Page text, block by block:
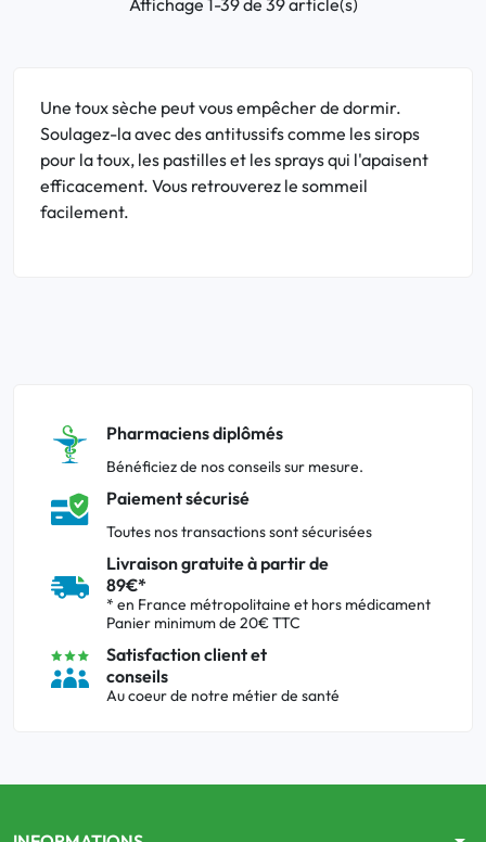
Affichage 1-39 de 39 article(s)
Une toux sèche peut vous empêcher de dormir.
Soulagez-la avec des antitussifs comme les sirops
pour la toux, les pastilles et les sprays qui l'apaisent
efficacement. Vous retrouverez le sommeil
facilement.
Pharmaciens diplômés
Bénéficiez de nos conseils sur mesure.
Paiement sécurisé
Toutes nos transactions sont sécurisées
Livraison gratuite à partir de
89€*
* en France métropolitaine et hors médicament
Panier minimum de 20€ TTC
Satisfaction client et
conseils
Au coeur de notre métier de santé